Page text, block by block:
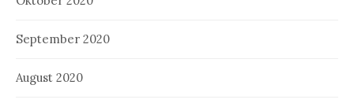
September 2020
August 2020